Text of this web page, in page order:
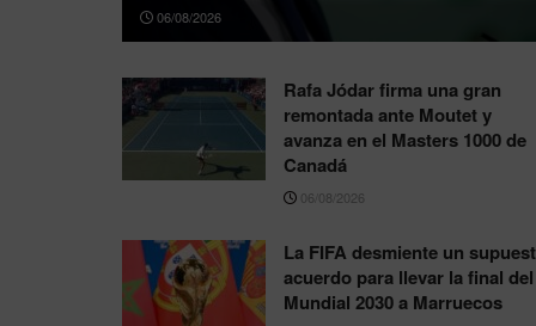
06/08/2026
Rafa Jódar firma una gran
remontada ante Moutet y
avanza en el Masters 1000 de
Canadá
06/08/2026
La FIFA desmiente un
acuerdo para llevar la final del
Mundial 2030 a Marruecos